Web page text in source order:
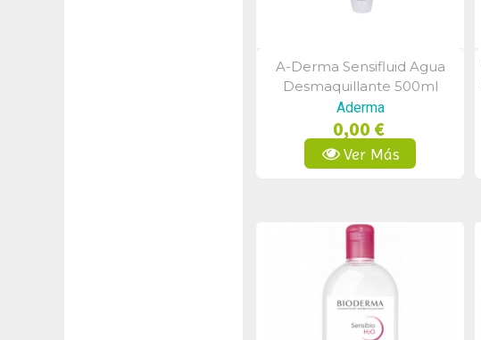
Vista Rápida
A-Derma Sensifluid Agua
Desmaquillante 500ml
Aderma
0,00 €
Ver Más